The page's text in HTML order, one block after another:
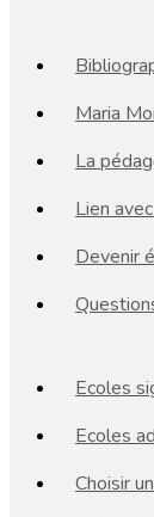
Maria
La
Lien
Devenir
Ecoles
Ecoles
Choisir